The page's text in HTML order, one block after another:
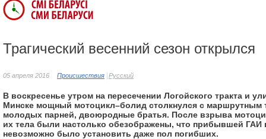
Трагический весенний сезон открылся
05 апреля 2016 Происшествия Русский
В воскресенье утром на пересечении Логойского тракта и
Минске мощный мотоцикл–болид столкнулся с маршрутным
молодых парней, двоюродные братья. После взрыва
их тела были настолько обезображены, что прибывшей ГАИ
невозможно было установить даже пол погибших.